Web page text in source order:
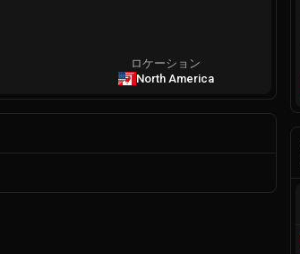
ロケーション
North America